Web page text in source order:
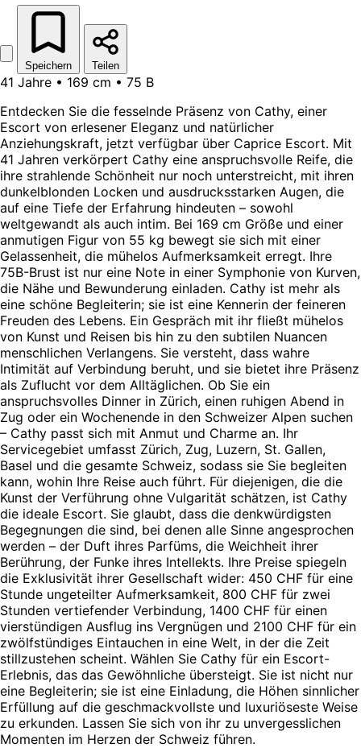
Speichern Teilen
41 Jahre • 169 cm • 75 B
Entdecken Sie die fesselnde Präsenz von Cathy, einer
Escort von erlesener Eleganz und natürlicher
Anziehungskraft, jetzt verfügbar über Caprice Escort. Mit
41 Jahren verkörpert Cathy eine anspruchsvolle Reife, die
ihre strahlende Schönheit nur noch unterstreicht, mit ihren
dunkelblonden Locken und ausdrucksstarken Augen, die
auf eine Tiefe der Erfahrung hindeuten – sowohl
weltgewandt als auch intim. Bei 169 cm Größe und einer
anmutigen Figur von 55 kg bewegt sie sich mit einer
Gelassenheit, die mühelos Aufmerksamkeit erregt. Ihre
75B-Brust ist nur eine Note in einer Symphonie von Kurven,
die Nähe und Bewunderung einladen. Cathy ist mehr als
eine schöne Begleiterin; sie ist eine Kennerin der feineren
Freuden des Lebens. Ein Gespräch mit ihr fließt mühelos
von Kunst und Reisen bis hin zu den subtilen Nuancen
menschlichen Verlangens. Sie versteht, dass wahre
Intimität auf Verbindung beruht, und sie bietet ihre Präsenz
als Zuflucht vor dem Alltäglichen. Ob Sie ein
anspruchsvolles Dinner in Zürich, einen ruhigen Abend in
Zug oder ein Wochenende in den Schweizer Alpen suchen
– Cathy passt sich mit Anmut und Charme an. Ihr
Servicegebiet umfasst Zürich, Zug, Luzern, St. Gallen,
Basel und die gesamte Schweiz, sodass sie Sie begleiten
kann, wohin Ihre Reise auch führt. Für diejenigen, die die
Kunst der Verführung ohne Vulgarität schätzen, ist Cathy
die ideale Escort. Sie glaubt, dass die denkwürdigsten
Begegnungen die sind, bei denen alle Sinne angesprochen
werden – der Duft ihres Parfüms, die Weichheit ihrer
Berührung, der Funke ihres Intellekts. Ihre Preise spiegeln
die Exklusivität ihrer Gesellschaft wider: 450 CHF für eine
Stunde ungeteilter Aufmerksamkeit, 800 CHF für zwei
Stunden vertiefender Verbindung, 1400 CHF für einen
vierstündigen Ausflug ins Vergnügen und 2100 CHF für ein
zwölfstündiges Eintauchen in eine Welt, in der die Zeit
stillzustehen scheint. Wählen Sie Cathy für ein Escort-
Erlebnis, das das Gewöhnliche übersteigt. Sie ist nicht nur
eine Begleiterin; sie ist eine Einladung, die Höhen sinnlicher
Erfüllung auf die geschmackvollste und luxuriöseste Weise
zu erkunden. Lassen Sie sich von ihr zu unvergesslichen
Momenten im Herzen der Schweiz führen.